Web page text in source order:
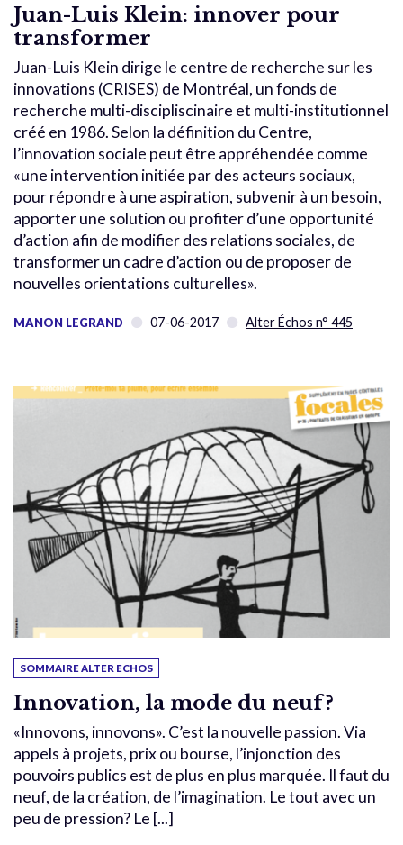
Juan-Luis Klein: innover pour
transformer
Juan-Luis Klein dirige le centre de recherche sur les
innovations (CRISES) de Montréal, un fonds de
recherche multi-discipliscinaire et multi-institutionnel
créé en 1986. Selon la définition du Centre,
l’innovation sociale peut être appréhendée comme
«une intervention initiée par des acteurs sociaux,
pour répondre à une aspiration, subvenir à un besoin,
apporter une solution ou profiter d’une opportunité
d’action afin de modifier des relations sociales, de
transformer un cadre d’action ou de proposer de
nouvelles orientations culturelles».
MANON LEGRAND 07-06-2017 Alter Échos n° 445
SOMMAIRE ALTER ECHOS
Innovation, la mode du neuf?
«Innovons, innovons». C’est la nouvelle passion. Via
appels à projets, prix ou bourse, l’injonction des
pouvoirs publics est de plus en plus marquée. Il faut du
neuf, de la création, de l’imagination. Le tout avec un
peu de pression? Le [...]